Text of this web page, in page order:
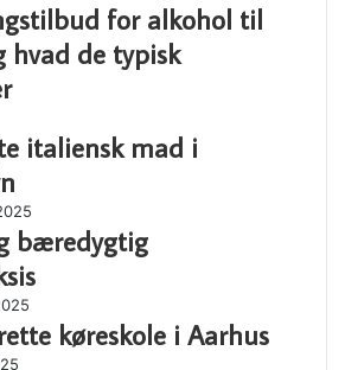
for alkohol til
hvad de typisk
italiensk mad i
bæredygtig
køreskole i Aarhus